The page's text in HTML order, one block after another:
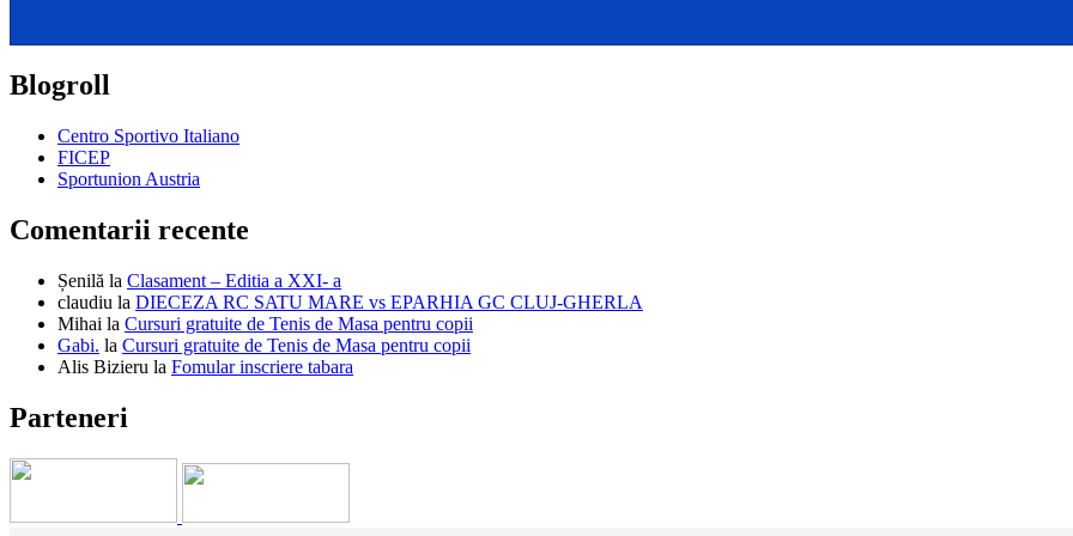
Blogroll
Centro Sportivo Italiano
FICEP
Sportunion Austria
Comentarii recente
Șenilă la Clasament – Editia a XXI- a
claudiu la DIECEZA RC SATU MARE vs EPARHIA GC CLUJ-GHERLA
Mihai la Cursuri gratuite de Tenis de Masa pentru copii
Gabi. la Cursuri gratuite de Tenis de Masa pentru copii
Alis Bizieru la Fomular inscriere tabara
Parteneri